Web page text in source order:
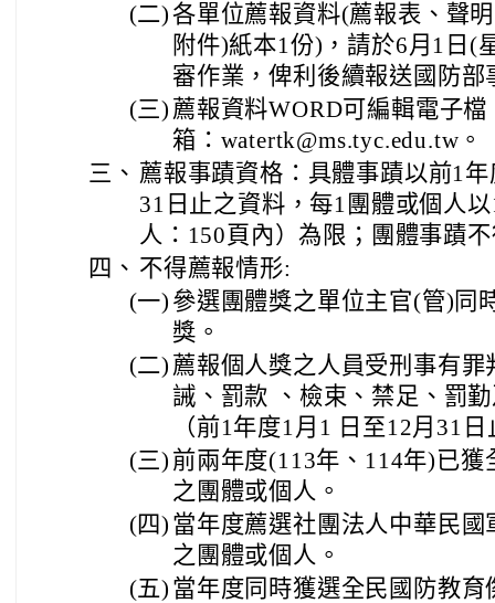
(二)各單位薦報資料(薦報表、聲
附件)紙本1份)，請於6月1日(
審作業，俾利後續報送國防部
(三) 薦報資料WORD可編輯電子
箱：watertk@ms.tyc.edu.tw。
三、 薦報事蹟資格：具體事蹟以前1
31日止之資料，每1團體或個人
人：150頁內）為限；團體事蹟
四、 不得薦報情形:
(一) 參選團體獎之單位主官(管)同
獎。
(二) 薦報個人獎之人員受刑事有
誡、罰款 、檢束、禁足、罰
（前1年度1月1 日至12月31
(三) 前兩年度(113年、114年)已
之團體或個人。
(四) 當年度薦選社團法人中華民
之團體或個人。
(五) 當年度同時獲選全民國防教